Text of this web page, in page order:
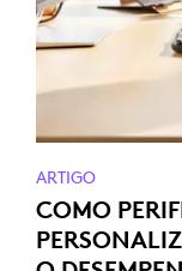
ARTIGO
COMO